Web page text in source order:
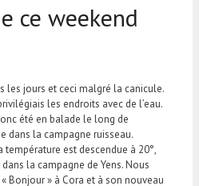
ce weekend
les jours et ceci malgré la canicule.
les endroits avec de l’eau.
été en balade le long de
dans la campagne ruisseau.
température est descendue à 20°,
la campagne de Yens. Nous
Bonjour » à Cora et à son nouveau